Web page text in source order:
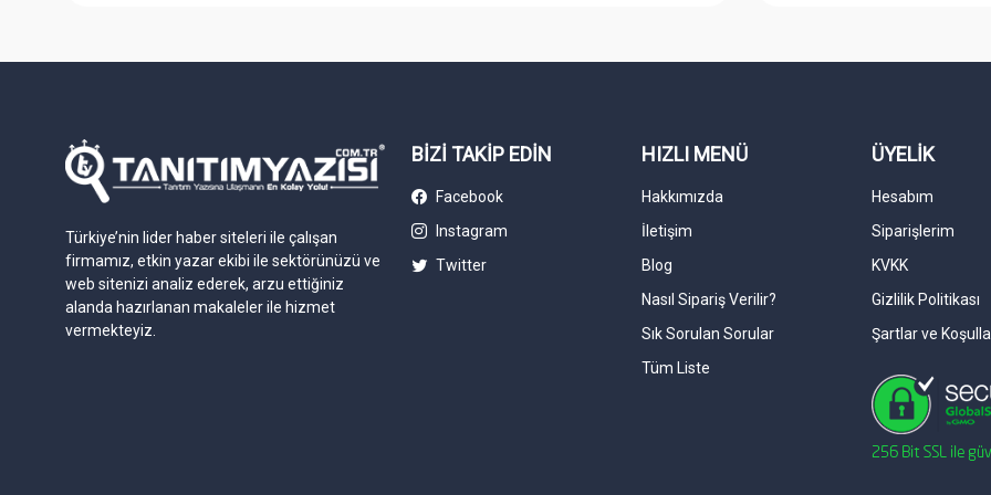
Türkiye’nin lider haber siteleri ile çalışan
firmamız, etkin yazar ekibi ile sektörünüzü ve
web sitenizi analiz ederek, arzu ettiğiniz
alanda hazırlanan makaleler ile hizmet
vermekteyiz.
BİZİ TAKİP EDİN
Facebook
Instagram
Twitter
HIZLI MENÜ
Hakkımızda
İletişim
Blog
Nasıl Sipariş Verilir?
Sık Sorulan Sorular
Tüm Liste
ÜYELİK
Hesabım
Siparişlerim
KVKK
Gizlilik Politikası
Şartlar ve